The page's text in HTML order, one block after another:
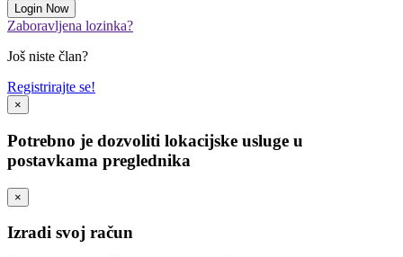
Zaboravljena lozinka?
Još niste član?
Registrirajte se!
×
Potrebno je dozvoliti lokacijske usluge u
postavkama preglednika
×
Izradi svoj račun